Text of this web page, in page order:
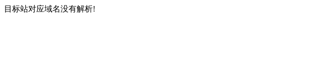
目标站对应域名没有解析!